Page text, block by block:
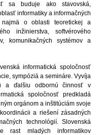
sa buduje ako stavovská,
informatiky a informačných
o oblasti teoretickej a
inžinierstva, softvérového
komunikačných systémov a
informatická spoločnosť
sympóziá a semináre. Vyvíja
a ďalšiu odbornú činnosť v
spoločnosť predkladá
orgánom a inštitúciám svoje
a riešení zásadných
technológií. Slovenská
rast mladých informatikov